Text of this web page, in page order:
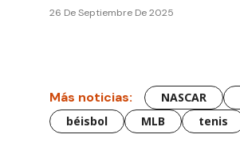
26 De Septiembre De 2025
Más noticias: NASCAR
béisbol
MLB tenis